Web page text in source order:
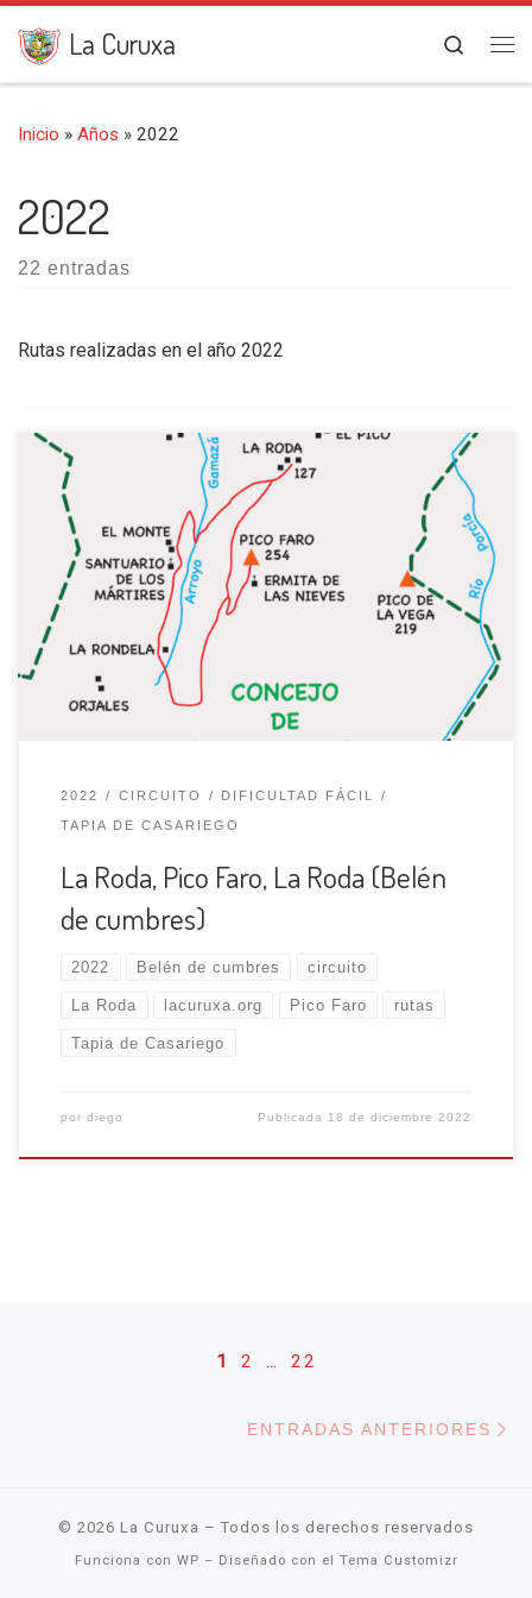
Saltar al contenido
La Curuxa
Search
Inicio » Años » 2022
2022
22 entradas
Rutas realizadas en el año 2022
Como es tradicional entre los montañeros y en nuestro
grupo, en esta salida se lleva a cabo la colocación de un
belén simbólico y también se planta un árbol, en un pico.
En esta ocasión se ha elegido la modesta cumbre del
pico Faro de 254 m de altura, situado […]
2022 CIRCUITO DIFICULTAD FÁCIL
TAPIA DE CASARIEGO
La Roda, Pico Faro, La Roda (Belén
de cumbres)
2022 Belén de cumbres circuito
La Roda lacuruxa.org Pico Faro rutas
Tapia de Casariego
por diego Publicada 18 de diciembre 2022
Navegación de entradas
1 2 22
ENTRADAS ANTERIORES
© 2026 La Curuxa – Todos los derechos reservados
Funciona con WP – Diseñado con el Tema Customizr